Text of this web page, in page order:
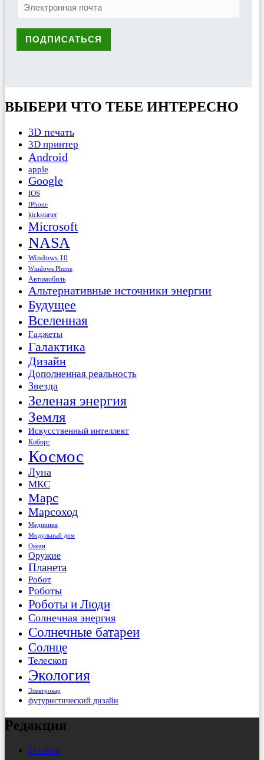
ВЫБЕРИ ЧТО ТЕБЕ ИНТЕРЕСНО
3D печать
3D принтер
Android
apple
Google
IOS
IPhone
kickstarter
Microsoft
NASA
Windows 10
Windows Phone
Автомобиль
Альтернативные источники энергии
Будущее
Вселенная
Гаджеты
Галактика
Дизайн
Дополненная реальность
Звезда
Зеленая энергия
Земля
Искусственный интеллект
Киборг
Космос
Луна
МКС
Марс
Марсоход
Медицина
Модульный дом
Океан
Оружие
Планета
Робот
Роботы
Роботы и Люди
Солнечная энергия
Солнечные батареи
Солнце
Телескоп
Экология
Электрокар
футуристический дизайн
Редакция
О сайте